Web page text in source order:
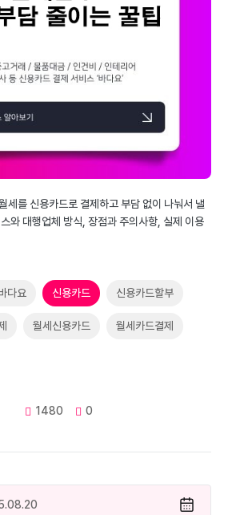
세를 신용카드로 결제하고 부담 없이 나눠서 낼
와 대행업체 방식, 장점과 주의사항, 실제 이용
다요 신용카드 신용카드할부
월세신용카드 월세카드결제
1480 0